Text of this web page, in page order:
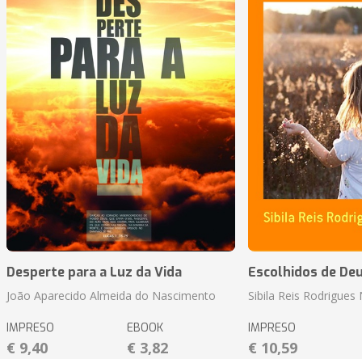
Desperte para a Luz da Vida
João Aparecido Almeida do Nascimento
IMPRESO
€ 9,40
EBOOK
€ 3,82
Escolhidos de
Sibila Reis
IMPRESO
€ 10,59